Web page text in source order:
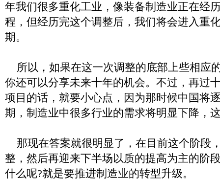
年我们很多重化工业，像装备制造业正在经
程，但经历完这个调整后，我们将会进入重
期。
所以，如果在这一次调整的底部上些相应
你还可以分享未来十年的机会。不过，再过
项目的话，就要小心点，因为那时候中国将
期，制造业中很多行业的需求将明显下降，
那现在答案就很明显了，在目前这个阶段
整，然后再迎来下半场以质的提高为主的阶
什么呢?就是要推进制造业的转型升级。